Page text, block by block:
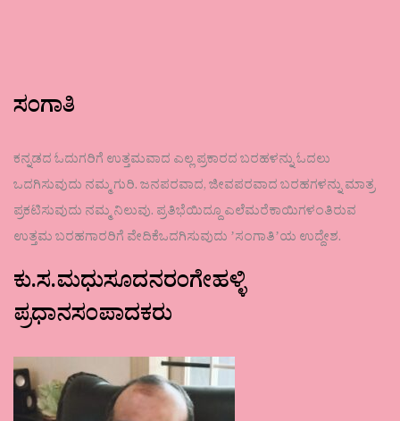
ಸಂಗಾತಿ
ಕನ್ನಡದ ಓದುಗರಿಗೆ ಉತ್ತಮವಾದ ಎಲ್ಲ ಪ್ರಕಾರದ ಬರಹಳನ್ನು ಓದಲು
ಒದಗಿಸುವುದು ನಮ್ಮ ಗುರಿ. ಜನಪರವಾದ, ಜೀವಪರವಾದ ಬರಹಗಳನ್ನು ಮಾತ್ರ
ಪ್ರಕಟಿಸುವುದು ನಮ್ಮ ನಿಲುವು. ಪ್ರತಿಭೆಯಿದ್ದೂ ಎಲೆಮರೆಕಾಯಿಗಳಂತಿರುವ
ಉತ್ತಮ ಬರಹಗಾರರಿಗೆ ವೇದಿಕೆಒದಗಿಸುವುದು ʼಸಂಗಾತಿʼಯ ಉದ್ದೇಶ.
ಕು.ಸ.ಮಧುಸೂದನರಂಗೇಹಳ್ಳಿ
ಪ್ರಧಾನಸಂಪಾದಕರು